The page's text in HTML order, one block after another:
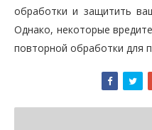
обработки и защитить
Однако, некоторые
повторной обработки для